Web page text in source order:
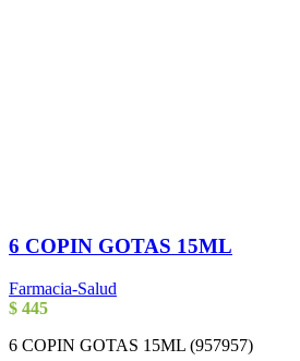
6 COPIN GOTAS 15ML
Farmacia-Salud
$ 445
6 COPIN GOTAS 15ML (957957)